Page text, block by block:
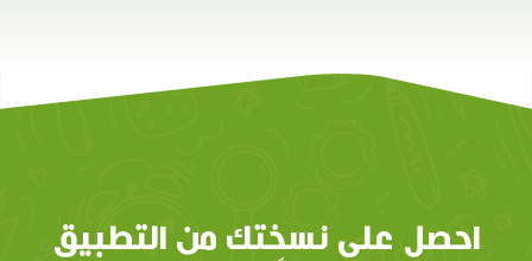
احصل على نسختك من التطبيق